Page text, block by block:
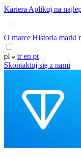
Kariera Aplikuj na
O marce Historia marki
pl tren pt
Skontaktuj się z nami